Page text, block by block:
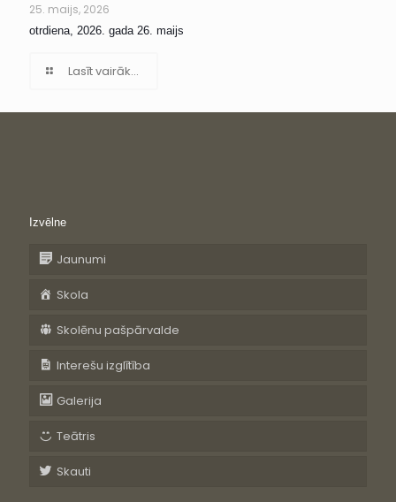
25. maijs, 2026
otrdiena, 2026. gada 26. maijs
Lasīt vairāk...
Izvēlne
Jaunumi
Skola
Skolēnu pašpārvalde
Interešu izglītība
Galerija
Teātris
Skauti